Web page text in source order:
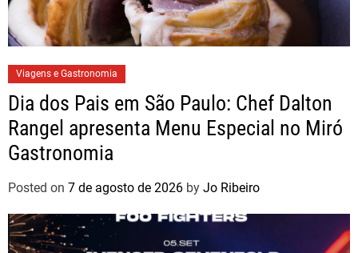
Viagens e Gastronomia
Dia dos Pais em São Paulo: Chef Dalton
Rangel apresenta Menu Especial no Miró
Gastronomia
Posted on 7 de agosto de 2026 by Jo Ribeiro